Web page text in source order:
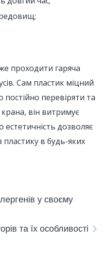
проходити гаряча
Сам пластик міцний
постійно перевіряти та
він витримує
естетичність дозволяє
в будь-яких
у своєму
та їх особливості